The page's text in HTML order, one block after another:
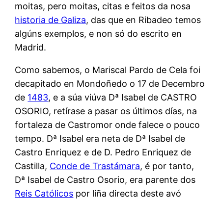
moitas, pero moitas, citas e feitos da nosa
historia de Galiza, das que en Ribadeo temos
algúns exemplos, e non só do escrito en
Madrid.
Como sabemos, o Mariscal Pardo de Cela foi
decapitado en Mondoñedo o 17 de Decembro
de 1483, e a súa viúva Dª Isabel de CASTRO
OSORIO, retírase a pasar os últimos días, na
fortaleza de Castromor onde falece o pouco
tempo. Dª Isabel era neta de Dª Isabel de
Castro Enriquez e de D. Pedro Enriquez de
Castilla, Conde de Trastámara, é por tanto,
Dª Isabel de Castro Osorio, era parente dos
Reis Católicos por liña directa deste avó